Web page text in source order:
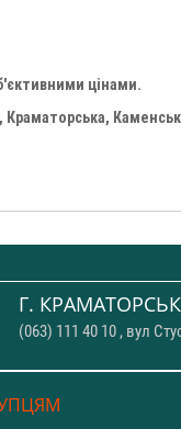
цінами.
Краматорська,
Г. КРАМАТОРСЬК
(063) 111 40 10 , вул